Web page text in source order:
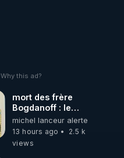
Why this ad?
mort des frère
Bogdanoff : le
mensonge d état
michel lanceur alerte
13 hours ago
2.5 k
views